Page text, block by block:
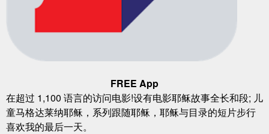
FREE App
在超过 1,100 语言的访问电影!设有电影耶稣故事全长和段; 儿
童马格达莱纳耶稣，系列跟随耶稣，耶稣与目录的短片步行
喜欢我的最后一天。